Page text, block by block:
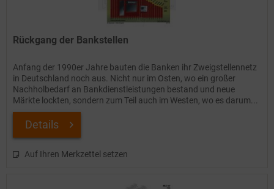
Rückgang der Bankstellen
Anfang der 1990er Jahre bauten die Banken ihr Zweigstellennetz
in Deutschland noch aus. Nicht nur im Osten, wo ein großer
Nachholbedarf an Bankdienstleistungen bestand und neue
Märkte lockten, sondern zum Teil auch im Westen, wo es darum...
Details
Auf Ihren Merkzettel setzen